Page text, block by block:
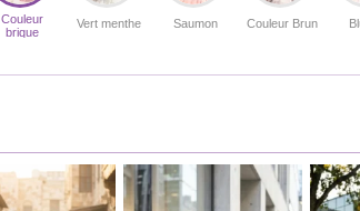
Couleur
brique
Vert menthe Saumon Couleur Brun